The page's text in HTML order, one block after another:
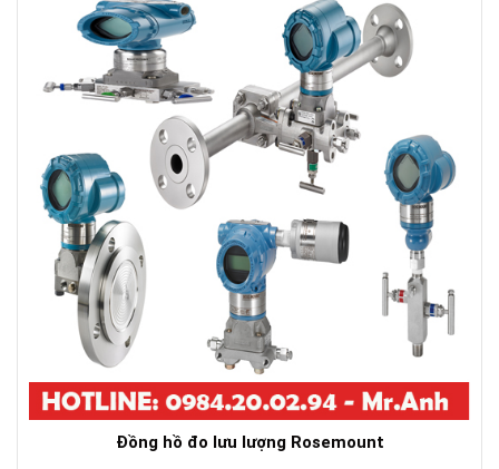
Đồng hồ đo lưu lượng Rosemount